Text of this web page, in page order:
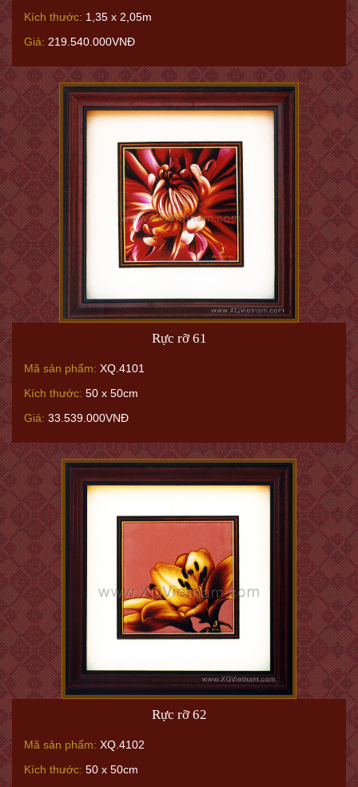
Kích thước: 1,35 x 2,05m
Giá: 219.540.000VNĐ
Rực rỡ 61
Mã sản phẩm: XQ.4101
Kích thước: 50 x 50cm
Giá: 33.539.000VNĐ
Rực rỡ 62
Mã sản phẩm: XQ.4102
Kích thước: 50 x 50cm